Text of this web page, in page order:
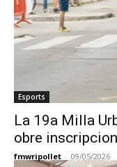
Esports
La 19a Milla
obre
fmwripollet - 09/05/2026